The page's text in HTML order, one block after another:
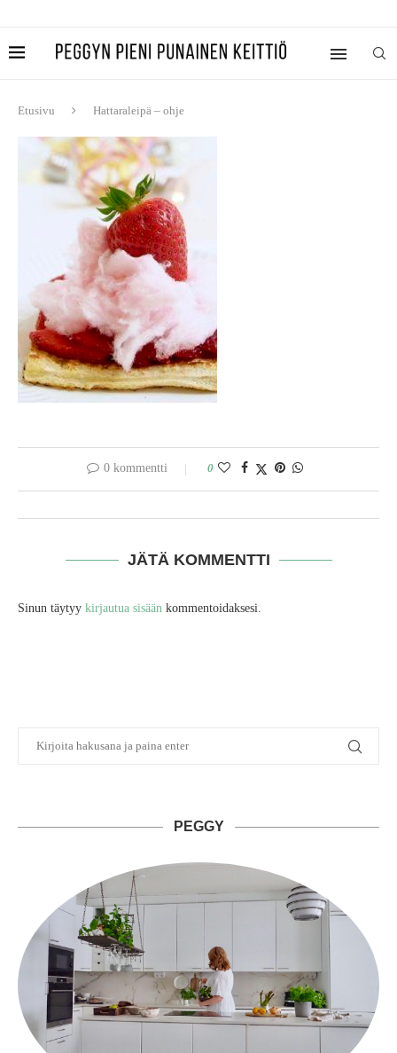
Etusivu Hattaraleipä – ohje
0 kommentti 0
JÄTÄ KOMMENTTI
Sinun täytyy kirjautua sisään kommentoidaksesi.
PEGGY